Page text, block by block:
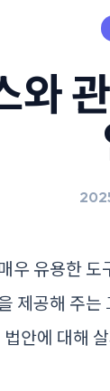
와
우 유용한
제공해 주
안에 대해